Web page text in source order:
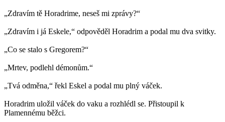
„Zdravím tě Horadrime, neseš mi zprávy?“
„Zdravím i já Eskele,“ odpověděl Horadrim a podal mu dva svitky.
„Co se stalo s Gregorem?“
„Mrtev, podlehl démonům.“
„Tvá odměna,“ řekl Eskel a podal mu plný váček.
Horadrim uložil váček do vaku a rozhlédl se. Přistoupil k
Plamennému běžci.